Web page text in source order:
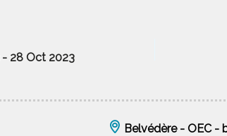
- 28 Oct 2023
Belvédère - OEC -